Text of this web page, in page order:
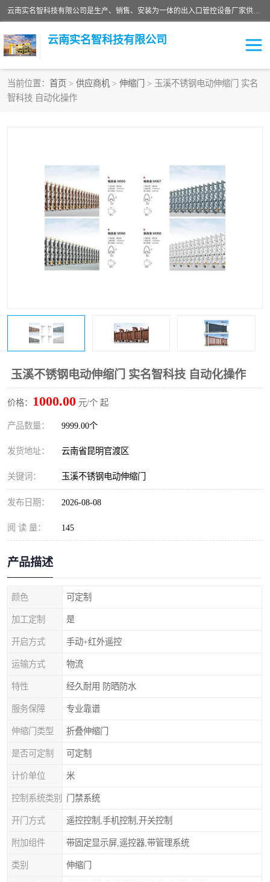
云南实名智科技有限公司是生产、销售、安装为一体的出入口管控设备厂家供应商。主营:电动伸缩门、道闸、广告道闸、重型空降闸、车牌识别、门禁通道、升降柱、岗亭、旗杆等智能设备。主营产品: 电动伸缩门,道闸门禁,车牌识别 生产、销售、安装为一体的出入口管控设备厂家源头供应商。
云南实名智科技有限公司
当前位置： 首页 > 供应商机 > 伸缩门
> 玉溪不锈钢电动伸缩门 实名
智科技 自动化操作
玉溪不锈钢电动伸缩门 实名智科技 自动化操作
价格： 1000.00 元/个 起
产品数量： 9999.00个
发货地址： 云南省昆明官渡区
关键词： 玉溪不锈钢电动伸缩门
发布日期： 2026-08-08
阅 读 量： 145
产品描述
颜色 可定制
加工定制 是
开启方式 手动+红外遥控
运输方式 物流
特性 经久耐用 防晒防水
服务保障 专业靠谱
伸缩门类型 折叠伸缩门
是否可定制 可定制
计价单位 米
控制系统类别 门禁系统
开门方式 遥控控制,手机控制,开关控制
附加组件 带固定显示屏,遥控器,带管理系统
类别 伸缩门
车牌识别门系列
升降门系列 通道闸系列
小门系列 伸缩门